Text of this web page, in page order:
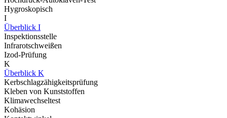
Hygroskopisch
I
Überblick I
Inspektionsstelle
Infrarotschweißen
Izod-Prüfung
K
Überblick K
Kerbschlagzähigkeitsprüfung
Kleben von Kunststoffen
Klimawechseltest
Kohäsion